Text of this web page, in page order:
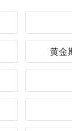
黄金